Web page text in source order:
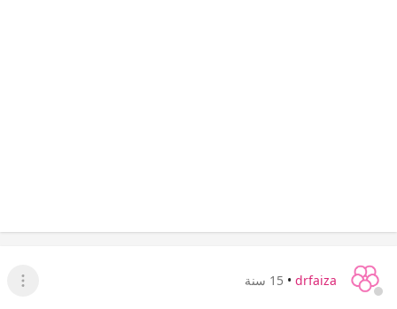
drfaiza
• 15 سنة
عرض